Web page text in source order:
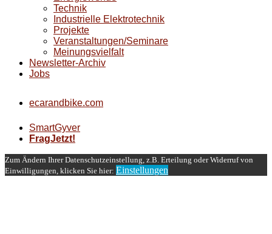
Technik
Industrielle Elektrotechnik
Projekte
Veranstaltungen/Seminare
Meinungsvielfalt
Newsletter-Archiv
Jobs
ecarandbike.com
SmartGyver
FragJetzt!
Zum Ändern Ihrer Datenschutzeinstellung, z.B. Erteilung oder Widerruf von
Einwilligungen, klicken Sie hier: Einstellungen